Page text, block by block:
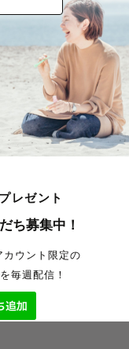
レゼント
ち募集中！
カウント限定の
毎週配信！